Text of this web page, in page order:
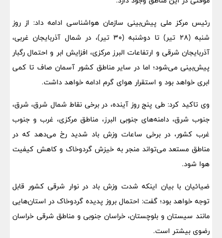
رئیس مرکز ملی پیش‌بینی سازمان هواشناسی ادامه داد: از روز
شنبه (۲۸ تیر) تا دوشنبه (۳۰ تیر)، در شمال آذربایجان غربی،
آذربایجان شرقی و ارتفاعات البرز مرکزی، افزایش ابر و احتمال رگبار
پیش‌بینی می‌شود؛ اما در سایر مناطق کشور آسمان صاف تا کمی
ابری خواهد بود و استقرار هوای گرم ادامه خواهد داشت.
وی تاکید کرد: طی پنج روز آینده، در برخی نقاط شمال شرق، شرق،
جنوب شرق، دامنه‌های جنوبی البرز، مناطق مرکزی، غرب و جنوب
غرب کشور، در برخی ساعات وزش باد شدید رخ می‌دهد که در
مناطق مستعد می‌تواند منجر به خیزش گردوخاک و کاهش کیفیت
هوا شود.
ضیائیان با بیان اینکه شدت وزش باد در نوار شرقی کشور قابل
توجه خواهد بود؛ گفت: احتمال بروز پدیده گردوخاک در استان‌هایی
مانند سیستان و بلوچستان، خراسان جنوبی و مناطق شرقی خراسان
رضوی بیشتر است.